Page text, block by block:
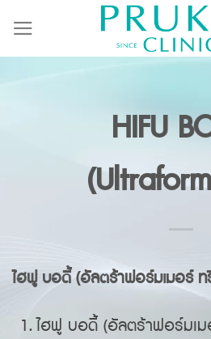
content
HIFU
ไฮฟู บอดี้ (อัลตร้าฟอร์มเมอร์ ท
ไฮฟู บอดี้ (อัลตร้าฟอร์มเ